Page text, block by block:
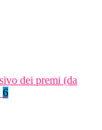
dei premi (da
6